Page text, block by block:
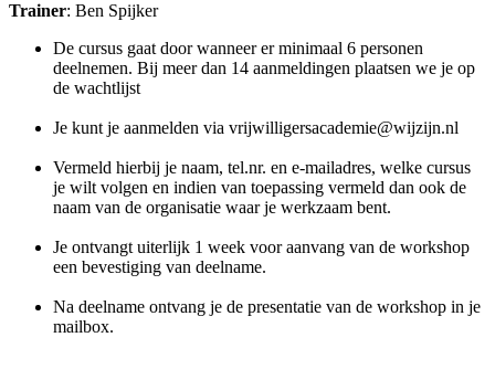
Trainer: Ben Spijker
De cursus gaat door wanneer er minimaal 6 personen
deelnemen. Bij meer dan 14 aanmeldingen plaatsen we je op
de wachtlijst
Je kunt je aanmelden via vrijwilligersacademie@wijzijn.nl
Vermeld hierbij je naam, tel.nr. en e-mailadres, welke cursus
je wilt volgen en indien van toepassing vermeld dan ook de
naam van de organisatie waar je werkzaam bent.
Je ontvangt uiterlijk 1 week voor aanvang van de workshop
een bevestiging van deelname.
Na deelname ontvang je de presentatie van de workshop in je
mailbox.